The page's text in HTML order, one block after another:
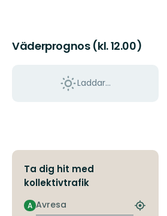
Väderprognos (kl. 12.00)
Laddar...
Ta dig hit med
kollektivtrafik
Avresa
A
Hitta